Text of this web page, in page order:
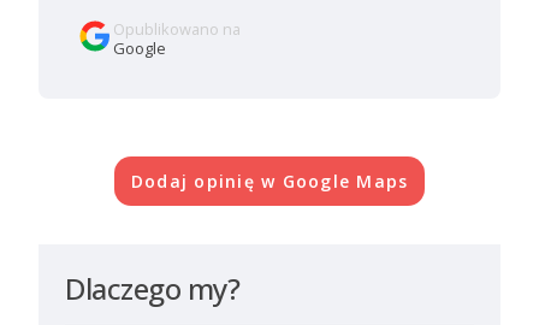
Opublikowano na
Google
Dodaj opinię w Google Maps
Dlaczego my?